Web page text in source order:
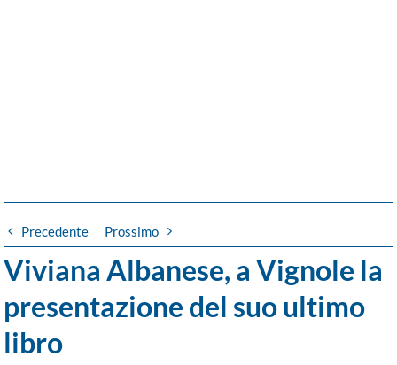
Precedente Prossimo
Viviana Albanese, a Vignole la
presentazione del suo ultimo
libro